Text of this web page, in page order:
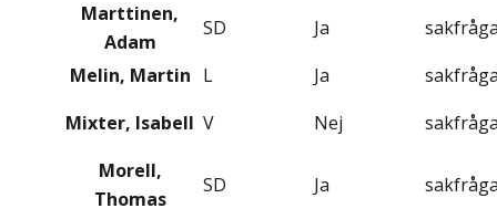
Marttinen,
Adam
SD Ja
Melin, Martin L Ja
Mixter, Isabell V Nej
Morell,
Thomas
SD Ja